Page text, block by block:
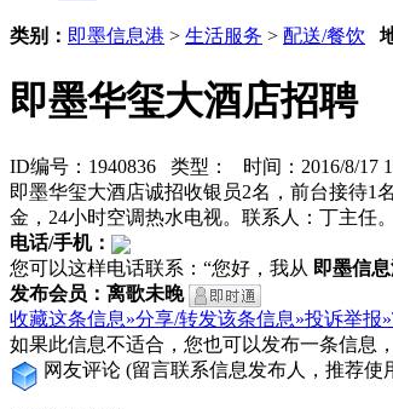
类别： 即墨信息港 > 生活服务 > 配送/餐饮
即墨华玺大酒店招聘
ID编号：1940836 类型： 时间：2016/8/17
即墨华玺大酒店诚招收银员2名，前台接待1
金，24小时空调热水电视。联系人：丁主任。
电话/手机：
您可以这样电话联系：“您好，我从 即墨信
发布会员：离歌未晚
收藏这条信息»分享/转发该条信息»投诉举报»
如果此信息不适合，您也可以发布一条信息
网友评论 (留言联系信息发布人，推荐使